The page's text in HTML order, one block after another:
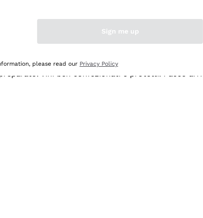
Vini ben confezionati e protetti. Pacco
Sign me up
please read our Privacy Policy